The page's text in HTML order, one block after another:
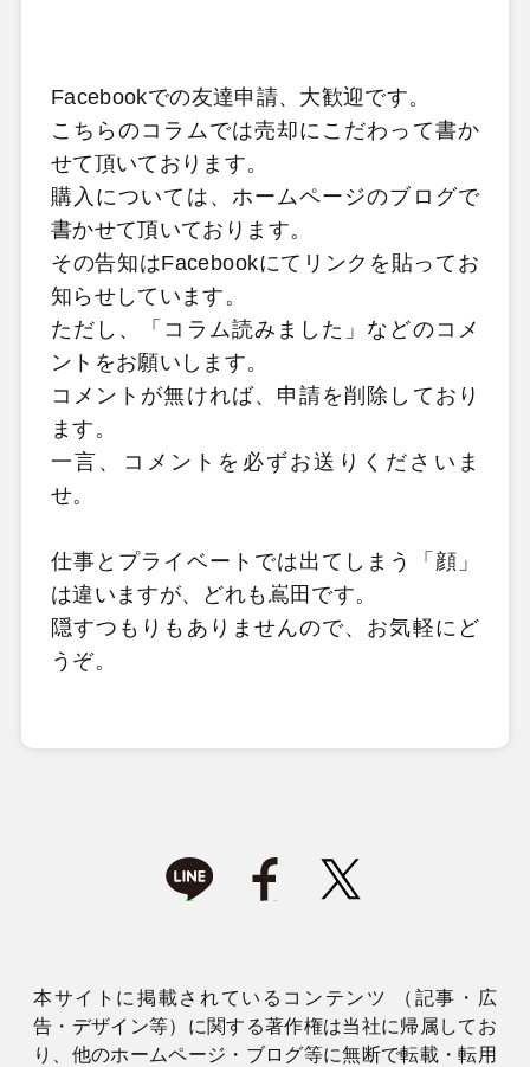
Facebookでの友達申請、大歓迎です。
こちらのコラムでは売却にこだわって書か
せて頂いております。
購入については、ホームページのブログで
書かせて頂いております。
その告知はFacebookにてリンクを貼ってお
知らせしています。
ただし、「コラム読みました」などのコメ
ントをお願いします。
コメントが無ければ、申請を削除しており
ます。
一言、コメントを必ずお送りくださいま
せ。
仕事とプライベートでは出てしまう「顔」
は違いますが、どれも嶌田です。
隠すつもりもありませんので、お気軽にど
うぞ。
本サイトに掲載されているコンテンツ （記事・広
告・デザイン等）に関する著作権は当社に帰属してお
り、他のホームページ・ブログ等に無断で転載・転用